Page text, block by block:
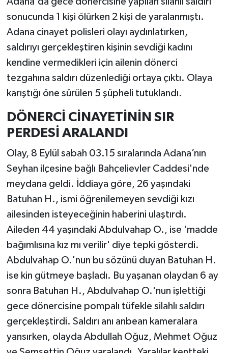
sonucunda 1 kişi ölürken 2 kişi de yaralanmıştı.
Adana cinayet polisleri olayı aydınlatırken,
saldırıyı gerçekleştiren kişinin sevdiği kadını
kendine vermedikleri için ailenin dönerci
tezgahına saldırı düzenlediği ortaya çıktı. Olaya
karıştığı öne sürülen 5 şüpheli tutuklandı.
DÖNERCİ CİNAYETİNİN SIR
PERDESİ ARALANDI
Olay, 8 Eylül sabah 03.15 sıralarında Adana’nın
Seyhan ilçesine bağlı Bahçelievler Caddesi'nde
meydana geldi. İddiaya göre, 26 yaşındaki
Batuhan H., ismi öğrenilemeyen sevdiği kızı
ailesinden isteyeceğinin haberini ulaştırdı.
Aileden 44 yaşındaki Abdulvahap O., ise 'madde
bağımlısına kız mı verilir' diye tepki gösterdi.
Abdulvahap O.'nun bu sözünü duyan Batuhan H.
ise kin gütmeye başladı. Bu yaşanan olaydan 6 ay
sonra Batuhan H., Abdulvahap O.'nun işlettiği
gece dönercisine pompalı tüfekle silahlı saldırı
gerçekleştirdi. Saldırı anı anbean kameralara
yansırken, olayda Abdullah Oğuz, Mehmet Oğuz